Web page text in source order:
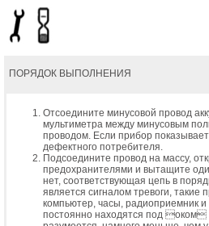
ПОРЯДОК ВЫПОЛНЕНИЯ
Отсоедините минусовой провод
мультиметра между минусовым
проводом. Если прибор
дефектного потребителя.
Подсоедините провод на массу,
предохранителями и вытащите
нет, соответствующая цепь в
является сигналом тревоги, такие
компьютер, часы, радиоприемник
постоянно находятся под оком